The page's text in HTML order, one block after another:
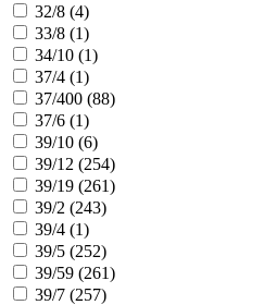
32/8 (4)
33/8 (1)
34/10 (1)
37/4 (1)
37/400 (88)
37/6 (1)
39/10 (6)
39/12 (254)
39/19 (261)
39/2 (243)
39/4 (1)
39/5 (252)
39/59 (261)
39/7 (257)